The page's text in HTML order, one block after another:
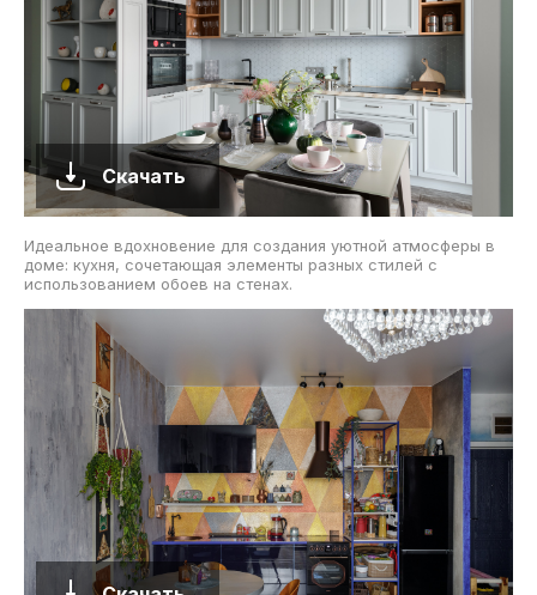
Скачать
Идеальное вдохновение для создания уютной атмосферы в
доме: кухня, сочетающая элементы разных стилей с
использованием обоев на стенах.